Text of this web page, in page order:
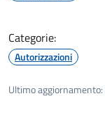
Categorie:
Autorizzazioni
Ultimo aggiornamento: